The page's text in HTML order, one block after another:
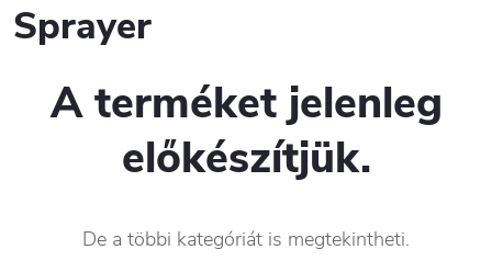
Sprayer
A terméket jelenleg
előkészítjük.
De a többi kategóriát is megtekintheti.